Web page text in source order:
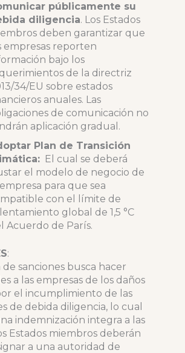
públicamente su
diligencia. Los Estados
deben garantizar que
empresas reporten
bajo los
de la directriz
34/EU sobre estados
anuales. Las
de comunicación no
aplicación gradual.
Plan de Transición
El cual se deberá
el modelo de negocio de
empresa para que sea
con el límite de
global de 1,5 °C
Acuerdo de París.
:
sanciones busca hacer
a las empresas de los daños
el incumplimiento de las
de debida diligencia, lo cual
indemnización integra a las
Estados miembros deberán
a una autoridad de